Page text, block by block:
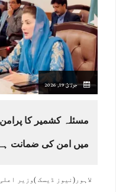
جولائ 19, 2026
مسئلہ کشمیر کا
میں امن کی ضمانت
لاہور(نیوز ڈیسک )وزیر